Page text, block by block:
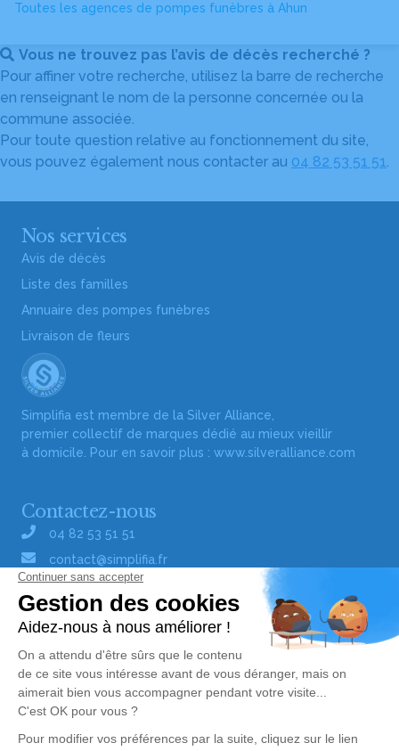
Toutes les agences de pompes funèbres à Ahun
Vous ne trouvez pas l’avis de décès recherché ?
Pour affiner votre recherche, utilisez la barre de recherche
en renseignant le nom de la personne concernée ou la
commune associée.
Pour toute question relative au fonctionnement du site,
vous pouvez également nous contacter au 04 82 53 51 51.
Nos services
Avis de décès
Liste des familles
Annuaire des pompes funèbres
Livraison de fleurs
Simplifia est membre de la Silver Alliance,
premier collectif de marques dédié au mieux vieillir
à domicile. Pour en savoir plus : www.silveralliance.com
Contactez-nous
04 82 53 51 51
contact@simplifia.fr
Réseaux sociaux
Liens utiles
Publier un avis de décès
Signaler un abus/une erreur